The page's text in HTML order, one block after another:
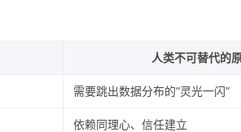
人类不可替代的
需要跳出数据分布的“灵光一闪”
依赖同理心、信任建立